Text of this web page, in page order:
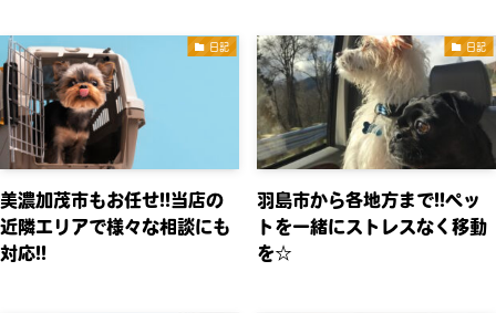
日記
美濃加茂市もお任せ!!当店の
近隣エリアで様々な相談にも
対応!!
日記
羽島市から各地方まで!!ペッ
トを一緒にストレスなく移動
を☆